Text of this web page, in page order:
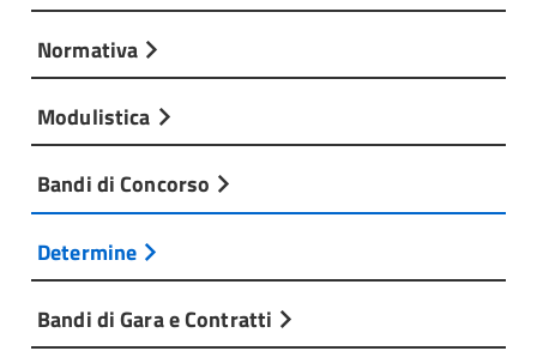
Normativa
Modulistica
Bandi di Concorso
Determine
Bandi di Gara e Contratti